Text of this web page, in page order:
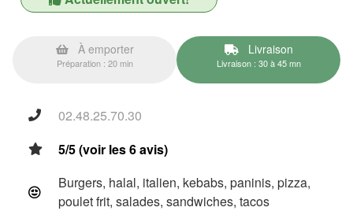
À emporter
Préparation : 20 min
Livraison
Livraison : 30 à 45 mn
02.48.25.70.30
5/5 (voir les 6 avis)
Burgers, halal, italien, kebabs, paninis, pizza,
poulet frit, salades, sandwiches, tacos